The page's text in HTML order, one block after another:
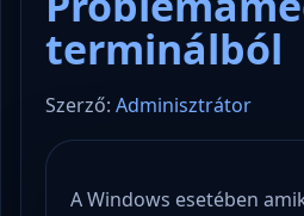
terminálból
Szerző: Adminisztrátor
A Windows esetében